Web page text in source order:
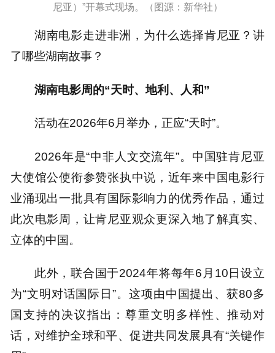
尼亚）”开幕式现场。（图源：新华社）
湖南电影走进非洲，为什么选择肯尼亚？讲
了哪些湖南故事？
湖南电影周的“天时、地利、人和”
活动在2026年6月举办，正应“天时”。
2026年是“中非人文交流年”。中国驻肯尼亚
大使馆公使衔参赞张执中说，近年来中国电影行
业涌现出一批具有国际影响力的优秀作品，通过
此次电影周，让肯尼亚观众更深入地了解真实、
立体的中国。
此外，联合国于2024年将每年6月10日设立
为“文明对话国际日”。这项由中国提出、获80多
国支持的决议指出：尊重文明多样性、推动对
话，对维护全球和平、促进共同发展具有“关键作